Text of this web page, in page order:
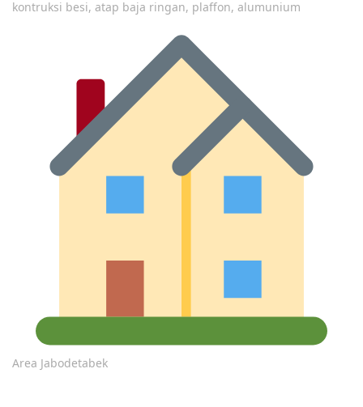
kontruksi besi, atap baja ringan, plaffon, alumunium
Area Jabodetabek